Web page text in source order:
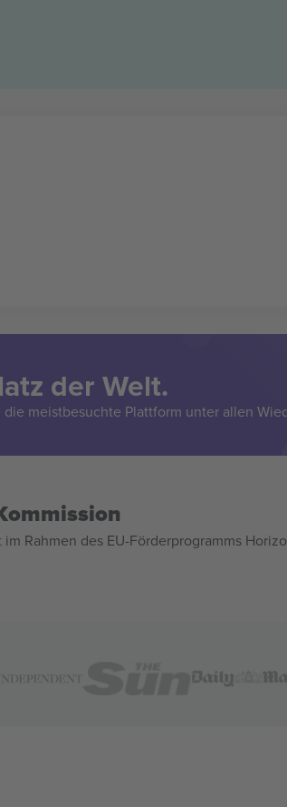
der Welt.
meistbesuchte Plattform unter allen
Rahmen des EU-Förderprogramms